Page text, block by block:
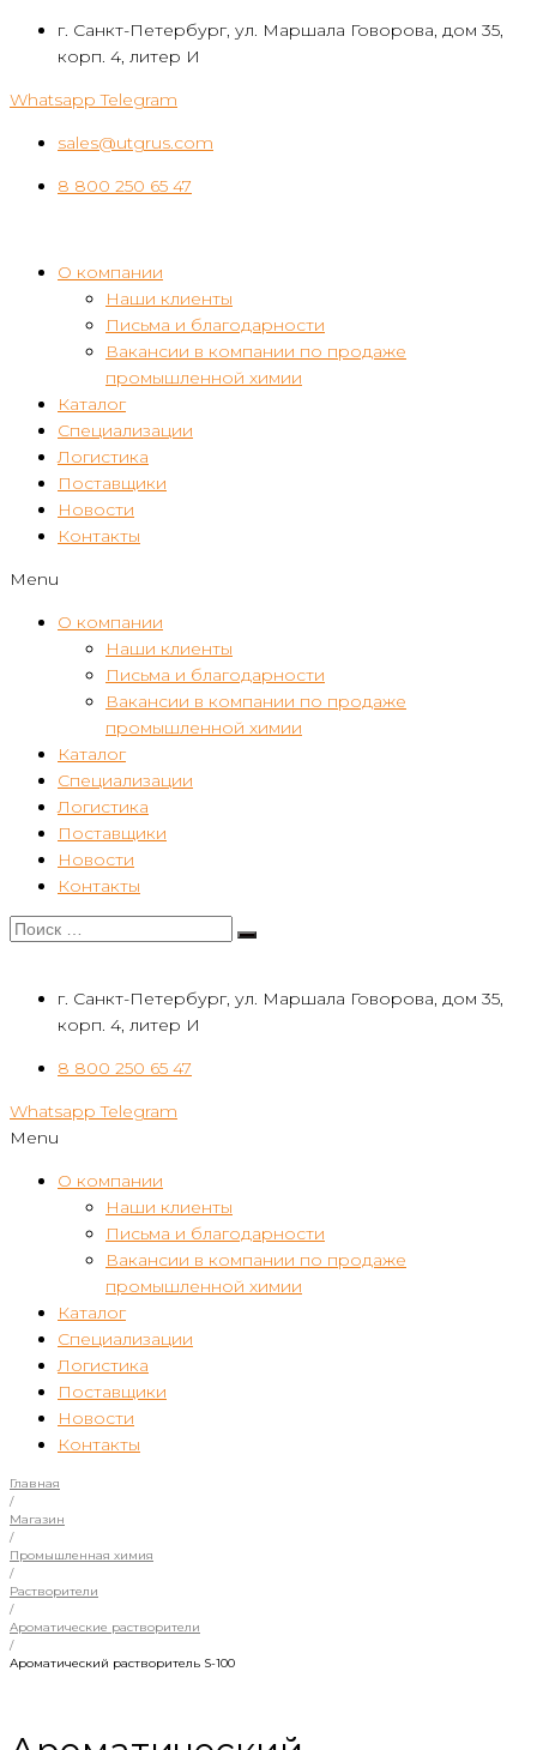
Перейтиг. Санкт-Петербург, ул. Маршала Говорова, дом 35,
корп. 4, литер И
Whatsapp Telegram
sales@utgrus.com
8 800 250 65 47
О компании
Наши клиенты
Письма и благодарности
Вакансии в компании по продаже
промышленной химии
Каталог
Специализации
Логистика
Поставщики
Новости
Контакты
Menu
О компании
Наши клиенты
Письма и благодарности
Вакансии в компании по продаже
промышленной химии
Каталог
Специализации
Логистика
Поставщики
Новости
Контакты
г. Санкт-Петербург, ул. Маршала Говорова, дом 35,
корп. 4, литер И
8 800 250 65 47
Whatsapp Telegram
Menu
О компании
Наши клиенты
Письма и благодарности
Вакансии в компании по продаже
промышленной химии
Каталог
Специализации
Логистика
Поставщики
Новости
Контакты
Главная
/
Магазин
/
Промышленная химия
/
Растворители
/
Ароматические растворители
/
Ароматический растворитель S-100